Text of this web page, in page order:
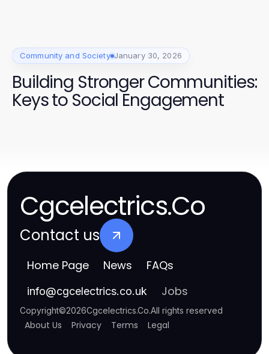
Community and Society January 30, 2026
Building Stronger Communities:
Keys to Social Engagement
Cgcelectrics.Co
Contact us
Home Page News FAQs
info@cgcelectrics.co.uk Jobs
Copyright©2026Cgcelectrics.Co.All rights reserved
About Us Privacy Terms Legal